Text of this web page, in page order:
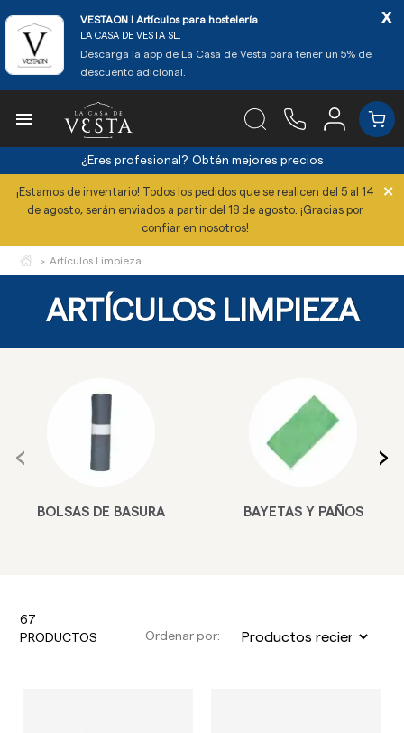
VESTAON l Artículos para hostelería
LA CASA DE VESTA SL.
Descarga la app de La Casa de Vesta para tener un 5% de
descuento adicional.
x

¿Eres profesional? Obtén mejores precios
¡Estamos de inventario! Todos los pedidos que se realicen del 5 al 14
de agosto, serán enviados a partir del 18 de agosto. ¡Gracias por
confiar en nosotros!
×
Artículos Limpieza
ARTÍCULOS LIMPIEZA
BAYETAS Y PAÑOS
GUANTES Y
‹ ›
67
PRODUCTOS
Ordenar por: